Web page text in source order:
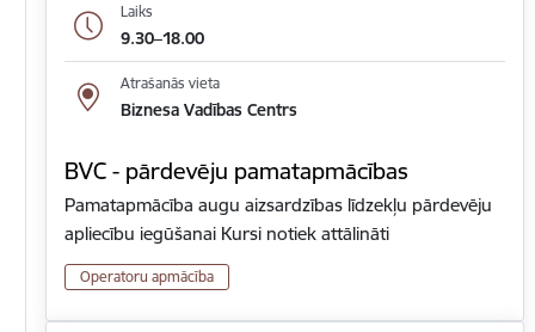
Laiks
9.30–18.00
Atrašanās vieta
Biznesa Vadības Centrs
BVC - pārdevēju pamatapmācības
Pamatapmācība augu aizsardzības līdzekļu pārdevēju
apliecību iegūšanai Kursi notiek attālināti
Operatoru apmācība